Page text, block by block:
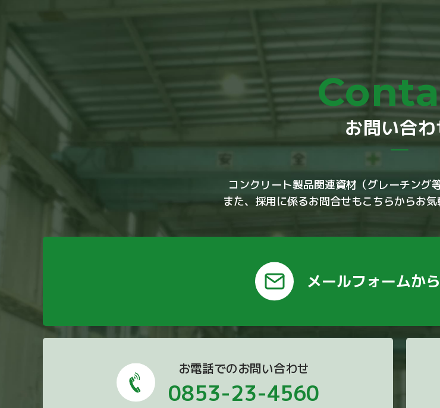
お問い合わ
コンクリート製品関連資材（グレーチング
また、採用に係るお問合せもこちらからお気
メールフォームか
お電話でのお問い合わせ
0853-23-4560